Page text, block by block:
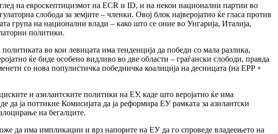
на евроскептицизмот на ECR и ID, и на некои национални партии во
слобода за земјите – членки. Овој блок најверојатно ќе гласа против
група на национални влади – како што се оние во Унгарија, Италија,
политики.
во кои левицата има тенденција да победи со мала разлика,
ќе биде особено видливо во две области – граѓански слободи, правда
со нова популистичка победничка коалиција на десницата (на EPP +
и азилантските политики на ЕУ, каде што веројатно ќе има
ја поттикне Комисијата да ја реформира ЕУ рамката за азилантски
на бегалците.
да има импликации и врз напорите на ЕУ да го спроведе владеењето на